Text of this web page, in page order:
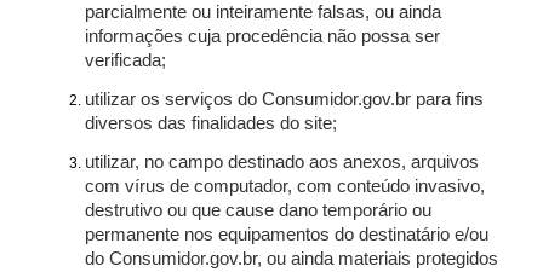
parcialmente ou inteiramente falsas, ou ainda
informações cuja procedência não possa ser
verificada;
utilizar os serviços do Consumidor.gov.br para fins
diversos das finalidades do site;
utilizar, no campo destinado aos anexos, arquivos
com vírus de computador, com conteúdo invasivo,
destrutivo ou que cause dano temporário ou
permanente nos equipamentos do destinatário e/ou
do Consumidor.gov.br, ou ainda materiais protegidos